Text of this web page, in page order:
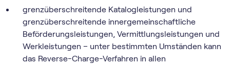
grenzüberschreitende Katalogleistungen und
grenzüberschreitende innergemeinschaftliche
Beförderungsleistungen, Vermittlungsleistungen und
Werkleistungen – unter bestimmten Umständen kann
das Reverse-Charge-Verfahren in allen